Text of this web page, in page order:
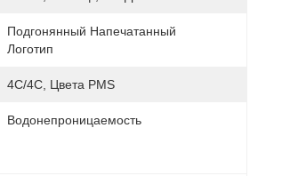
Подгонянный Напечатанный
Логотип
4C/4C, Цвета PMS
Водонепроницаемость